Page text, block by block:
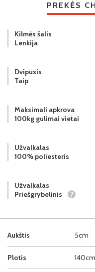
PREKĖS
Aukštis 5cm
Plotis 140cm
Kilmės šalis
Lenkija
Dvipusis
Taip
Maksimali apkrova
100kg gulimai vietai
Užvalkalas
100% poliesteris
Užvalkalas
Priešgrybelinis
?